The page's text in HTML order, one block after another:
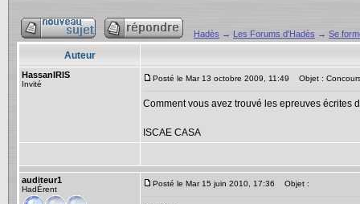
Hadès → Les Forums d'Hadès → Se
Auteur
HassanIRIS
Invité
Posté le Mar 13 octobre 2009, 11:49 Objet :
Comment vous avez trouvé les epreuves écrites
ISCAE CASA
auditeur1
HadÉrent
Posté le Mar 15 juin 2010, 17:36 Objet :